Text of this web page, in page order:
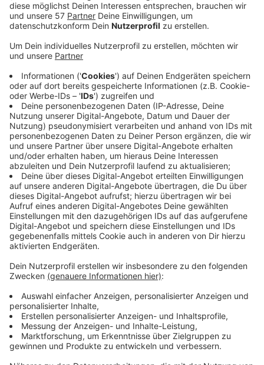
Am Donnerstag (31.10.2024) laufen in Aachen weitere
Warnstreiks derIG Metall.
Die Gewerkschaft macht damit momentan auf die
ihrer Ansicht nach zu geringen Angebote der
Arbeitgeber in der laufenden Tarifauseinandersetzung
der NRW-Metall- und Elektroindustrie aufmerksam.
Die dritte Verhandlungsrunde beginnt am Donnerstag
um 13 Uhr in Neuss - und parallel dazu gibt es
Warnstreiks und Aktionen in 69 Betrieben unseres
Bundeslands.
In Aachen wird ab 13 bei vier Unternehmen in Rothe
Erde gestreikt- und zwar bei Luminet/BCA
(produziert Halogen- und Xenon-Lampen/ca. 400
Mitarbeiter), bei Luminet Aachen (stellt Phosphore her
für LEDs/ca. 80-90 Mitarbeiter), bei OLED Works
(stellt organische LEDs für Autos, etc her/ca. 90
Mitarbeiter) und bei Zeiss (ex-Philips-
Maschinenbau/ca. 60 bis 70 Mitarbeiter).
Die Beschäftigten treffen sich dann zu einer
gemeinsamen Kundgebung auf dem Werksgelände
Rothe Erde an der Philipsstraße 8.
Anzeige